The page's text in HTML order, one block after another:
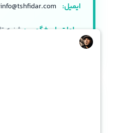
ایمیل: info@tshfidar.com
ساعات پاسخگویی:
۱۸:۰۰